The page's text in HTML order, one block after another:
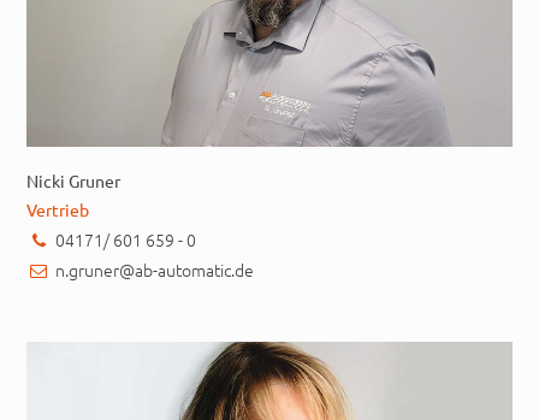
Nicki Gruner
Vertrieb
04171/ 601 659 - 0
n.gruner@ab-automatic.de